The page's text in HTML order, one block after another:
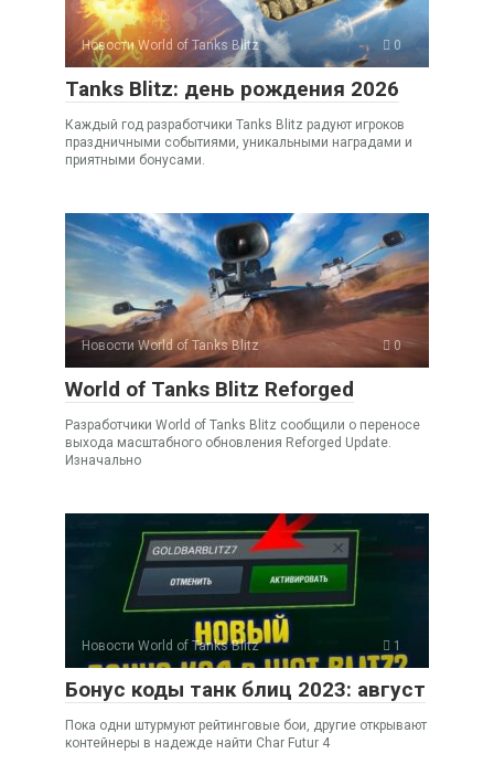
Новости World of Tanks Blitz 0
Tanks Blitz: день рождения 2026
Каждый год разработчики Tanks Blitz радуют игроков
праздничными событиями, уникальными наградами и
приятными бонусами.
Новости World of Tanks Blitz 0
World of Tanks Blitz Reforged
Разработчики World of Tanks Blitz сообщили о переносе
выхода масштабного обновления Reforged Update.
Изначально
Новости World of Tanks Blitz 1
Бонус коды танк блиц 2023: август
Пока одни штурмуют рейтинговые бои, другие открывают
контейнеры в надежде найти Char Futur 4